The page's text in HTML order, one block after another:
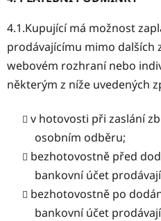
4.1.Kupující má možnost
prodávajícímu mimo dalších
webovém rozhraní nebo
některým z níže uvedených
v hotovosti při zaslání
osobním odběru;
bezhotovostně před
bankovní účet
bezhotovostně po
bankovní účet